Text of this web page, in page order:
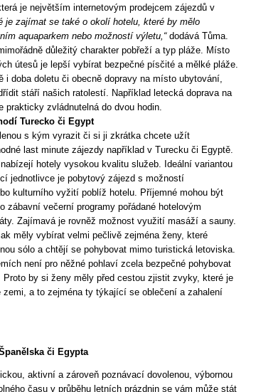
je největším internetovým prodejcem zájezdů v
je zajímat se také o okolí hotelu, které by mělo
aquaparkem nebo možností výletu,“dodává Tůma.
důležitý charakter pobřeží a typ pláže. Místo
útesů je lepší vybírat bezpečné písčité a mělké pláže.
i doba doletu či obecně dopravy na místo ubytování,
stáří našich ratolestí. Například letecká doprava na
prakticky zvládnutelná do dvou hodin.
Turecko či Egypt
s kým vyrazit či si ji zkrátka chcete užít
last minute zájezdy například v Turecku či Egyptě.
hotely vysokou kvalitu služeb. Ideální variantou
jednotlivce je pobytový zájezd s možností
kulturního vyžití poblíž hotelu. Příjemné mohou být
zábavní večerní programy pořádané hotelovým
Zajímavá je rovněž možnost využití masáží a sauny.
měly vybírat velmi pečlivě zejména ženy, které
sólo a chtějí se pohybovat mimo turistická letoviska.
není pro něžné pohlaví zcela bezpečné pohybovat
by si ženy měly před cestou zjistit zvyky, které je
zemi, a to zejména ty týkající se oblečení a zahalení
či Egypta
aktivní a zároveň poznávací dovolenou, výbornou
času v průběhu letních prázdnin se vám může stát